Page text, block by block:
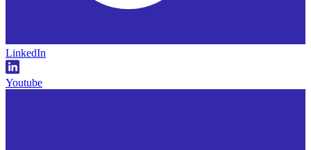
LinkedIn
Youtube